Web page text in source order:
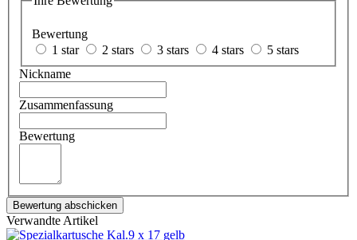
Bewertung
1 star
2 stars 3 stars 4 stars
5 stars
Nickname
Zusammenfassung
Bewertung
Bewertung abschicken
Verwandte Artikel